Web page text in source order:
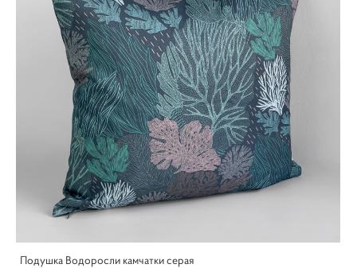
Подушка Водоросли камчатки серая